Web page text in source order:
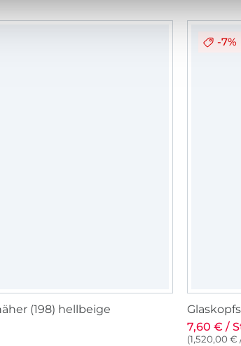
(198) hellbeige
-7%
7,60 € /
(1,520,00 €